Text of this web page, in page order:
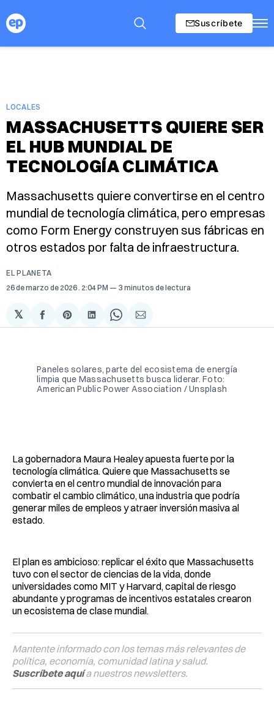
Suscríbete
LOCALES
MASSACHUSETTS QUIERE SER
EL HUB MUNDIAL DE
TECNOLOGÍA CLIMÁTICA
Massachusetts quiere convertirse en el centro
mundial de tecnología climática, pero empresas
como Form Energy construyen sus fábricas en
otros estados por falta de infraestructura.
EL PLANETA
26 de marzo de 2026 . 2:04 PM 3 minutos de lectura
𝕏
Compartir
en
Share
on
Compartir
en
Share
on
Compartir
via
Paneles solares, parte del ecosistema de energía
limpia que Massachusetts busca liderar. Foto:
American Public Power Association / Unsplash
La gobernadora Maura Healey apuesta fuerte por la
tecnología climática. Quiere que Massachusetts se
convierta en el centro mundial de innovación para
combatir el cambio climático, una industria que podría
generar miles de empleos y atraer inversión masiva al
estado.
El plan es ambicioso: replicar el éxito que Massachusetts
tuvo con el sector de ciencias de la vida, donde
universidades como MIT y Harvard, capital de riesgo
abundante y programas de incentivos estatales crearon
un ecosistema de clase mundial.
Mantente informado con los temas más relevantes de
política, economía, comunidad latina y salud.
Suscríbete aquía nuestros newsletters.